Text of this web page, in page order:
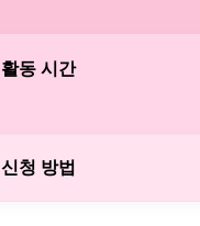
활동 시간
신청 방법